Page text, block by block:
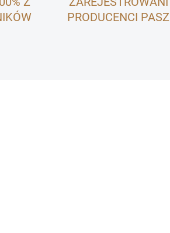
PRODUCENCI PASZ